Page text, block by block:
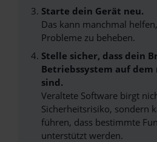
Starte dein Gerät neu.
Das kann manchmal
Probleme zu beheben.
Stelle sicher, dass dein
Betriebssystem auf dem
sind.
Veraltete Software birgt
Sicherheitsrisiko, sondern
führen, dass bestimmte
unterstützt werden.